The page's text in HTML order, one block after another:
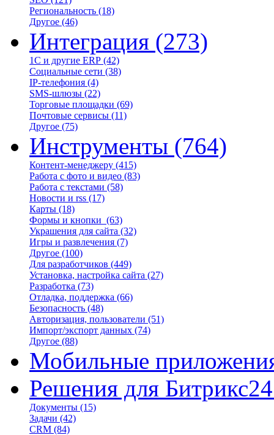
Региональность (18)
Другое (46)
Интеграция (273)
1С и другие ERP (42)
Социальные сети (38)
IP-телефония (4)
SMS-шлюзы (22)
Торговые площадки (69)
Почтовые сервисы (11)
Другое (75)
Инструменты (764)
Контент-менеджеру (415)
Работа с фото и видео (83)
Работа с текстами (58)
Новости и rss (17)
Карты (18)
Формы и кнопки (63)
Украшения для сайта (32)
Игры и развлечения (7)
Другое (100)
Для разработчиков (449)
Установка, настройка сайта (27)
Разработка (73)
Отладка, поддержка (66)
Безопасность (48)
Авторизация, пользователи (51)
Импорт/экспорт данных (74)
Другое (88)
Мобильные
Решения для Битрикс24
Документы (15)
Задачи (42)
CRM (84)